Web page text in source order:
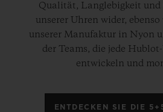
Qualität, Langlebigkeit und
unserer Uhren wider,
unserer Manufaktur in Nyon
der Teams, die jede
entwickeln und
ENTDECKEN SIE DIE